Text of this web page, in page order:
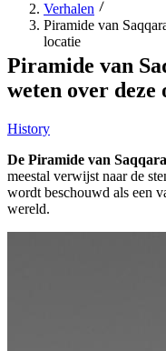
Verhalen
Piramide van
locatie
Piramide van
weten over deze
History
De Piramide van Saqqara
meestal verwijst naar de
wordt beschouwd als een
wereld.